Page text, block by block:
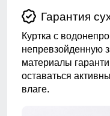
Гарантия
Куртка с
непревзойденную
материалы
оставаться
влаге.